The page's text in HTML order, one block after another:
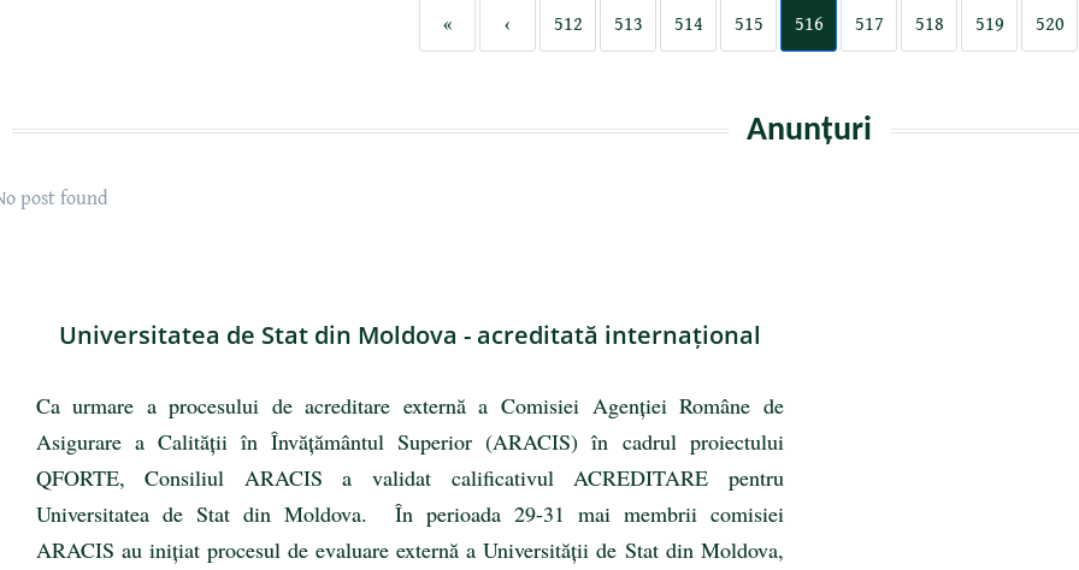
« ‹ 512 513 514 515 516 517 518 519 520
Anunțuri
post found
Universitatea de Stat din Moldova - acreditată internațional
Ca urmare a procesului de acreditare externă a Comisiei Agenției Române de
Asigurare a Calității în Învățământul Superior (ARACIS) în cadrul proiectului
QFORTE, Consiliul ARACIS a validat calificativul ACREDITARE pentru
Universitatea de Stat din Moldova. În perioada 29-31 mai membrii comisiei
ARACIS au inițiat procesul de evaluare externă a Universității de Stat din Moldova,